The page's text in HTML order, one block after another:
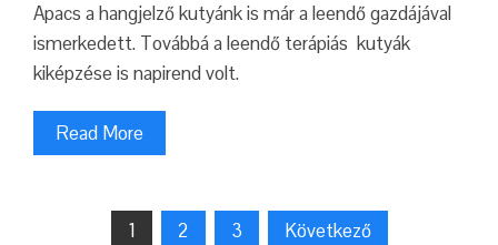
Apacs a hangjelző kutyánk is már a leendő gazdájával
ismerkedett. Továbbá a leendő terápiás kutyák
kiképzése is napirend volt.
Read More
1 2 3 Következő